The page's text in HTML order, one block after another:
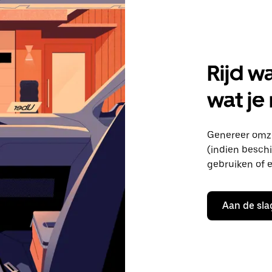
Rijd
wat je
Genereer
(indien
gebruiken of
Aan de